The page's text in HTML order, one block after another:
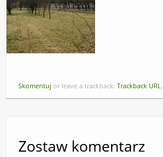
Skomentuj or leave a trackback: Trackback URL.
Zostaw komentarz